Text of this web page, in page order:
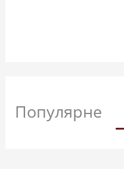
Популярне